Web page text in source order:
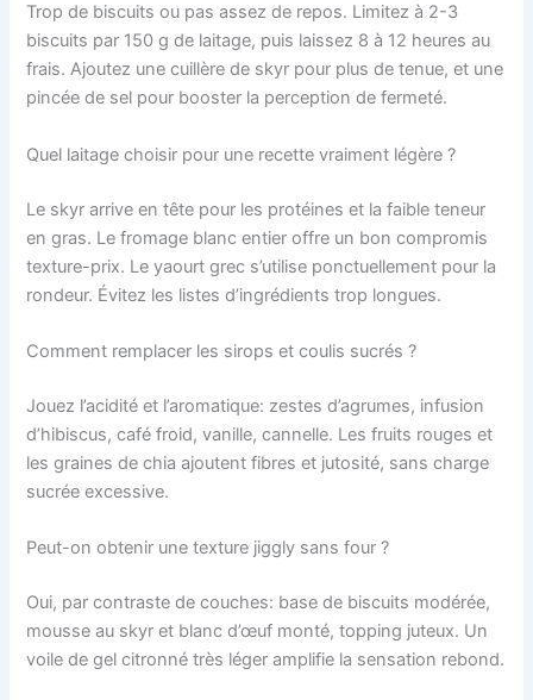
Trop de biscuits ou pas assez de repos. Limitez à 2-3
biscuits par 150 g de laitage, puis laissez 8 à 12 heures au
frais. Ajoutez une cuillère de skyr pour plus de tenue, et une
pincée de sel pour booster la perception de fermeté.
Quel laitage choisir pour une recette vraiment légère ?
Le skyr arrive en tête pour les protéines et la faible teneur
en gras. Le fromage blanc entier offre un bon compromis
texture-prix. Le yaourt grec s’utilise ponctuellement pour la
rondeur. Évitez les listes d’ingrédients trop longues.
Comment remplacer les sirops et coulis sucrés ?
Jouez l’acidité et l’aromatique: zestes d’agrumes, infusion
d’hibiscus, café froid, vanille, cannelle. Les fruits rouges et
les graines de chia ajoutent fibres et jutosité, sans charge
sucrée excessive.
Peut-on obtenir une texture jiggly sans four ?
Oui, par contraste de couches: base de biscuits modérée,
mousse au skyr et blanc d’œuf monté, topping juteux. Un
voile de gel citronné très léger amplifie la sensation rebond.